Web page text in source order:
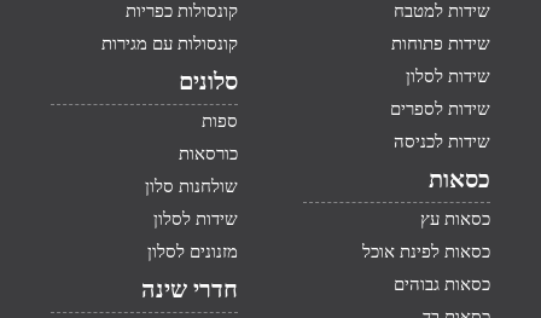
שידות למטבח
שידות פתוחות
שידות לסלון
שידות לספרים
שידות לכניסה
כסאות
כסאות עץ
כסאות לפינת אוכל
כסאות גבוהים
קונסולות כפריות
קונסולות עם מגירות
סלונים
ספות
כורסאות
שולחנות סלון
שידות לסלון
מזנונים לסלון
חדרי שינה